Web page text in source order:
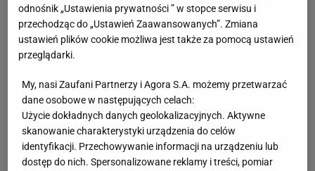
odnośnik „Ustawienia prywatności ” w stopce serwisu i
przechodząc do „Ustawień Zaawansowanych”. Zmiana
ustawień plików cookie możliwa jest także za pomocą ustawień
przeglądarki.
My, nasi Zaufani Partnerzy i Agora S.A. możemy przetwarzać
dane osobowe w następujących celach:
Użycie dokładnych danych geolokalizacyjnych. Aktywne
skanowanie charakterystyki urządzenia do celów
identyfikacji. Przechowywanie informacji na urządzeniu lub
dostęp do nich. Spersonalizowane reklamy i treści, pomiar